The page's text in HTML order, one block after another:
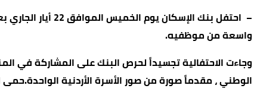
– احتفل بنك
واسعة من موظفيه.
وجاءت الاحتفالية تجسيداً لحرص البنك على المشاركة في
الوطني ، مقدماً صورة من صور الأسرة الأردنية الواحدة.حمى